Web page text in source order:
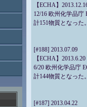
【ECHA】
12/16 欧州化学品
計151物質となった
[#188] 2013.07.09
【ECHA】2013.6.20
6/20 欧州化学品庁
計144物質となった
[#187] 2013.04.22